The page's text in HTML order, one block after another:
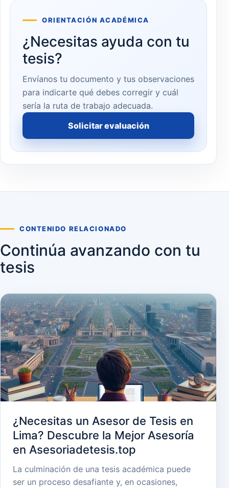
ORIENTACIÓN ACADÉMICA
¿Necesitas ayuda con tu
tesis?
Envíanos tu documento y tus observaciones
para indicarte qué debes corregir y cuál
sería la ruta de trabajo adecuada.
Solicitar evaluación
CONTENIDO RELACIONADO
Continúa avanzando con tu
tesis
¿Necesitas un Asesor de Tesis en
Lima? Descubre la Mejor Asesoría
en Asesoriadetesis.top
La culminación de una tesis académica puede
ser un proceso desafiante y, en ocasiones,